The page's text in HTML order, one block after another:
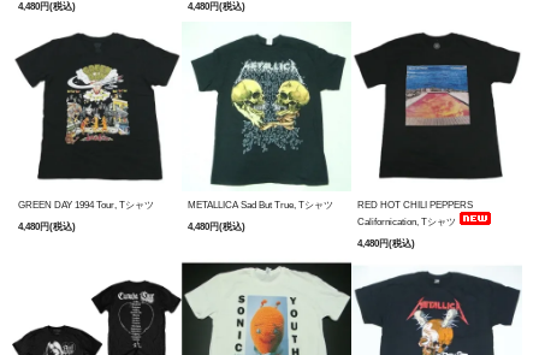
4,480円(税込)
4,480円(税込)
GREEN DAY 1994 Tour, Tシャツ
4,480円(税込)
METALLICA Sad But True, Tシャツ
4,480円(税込)
RED HOT CHILI PEPPERS
Californication, Tシャツ
4,480円(税込)